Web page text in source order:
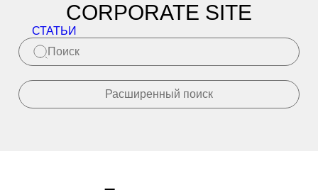
CORPORATE SITE
СТАТЬИ
Расширенный поиск